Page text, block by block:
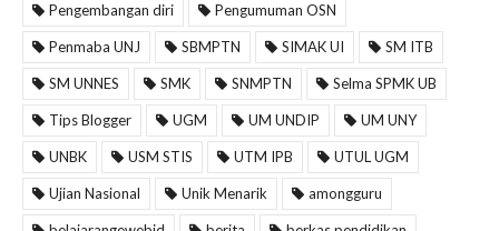
Pengembangan diri Pengumuman OSN
Penmaba UNJ SBMPTN SIMAK UI SM ITB
SM UNNES SMK SNMPTN Selma SPMK UB
Tips Blogger UGM UM UNDIP UM UNY
UNBK USM STIS UTM IPB UTUL UGM
Ujian Nasional Unik Menarik amongguru